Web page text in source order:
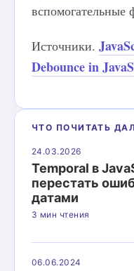
вспомогательные
Источники.
Debounce in
ЧТО ПОЧИТАТЬ
24.03.2026
Temporal в
перестать
датами
3 мин чтения
06.06.2024